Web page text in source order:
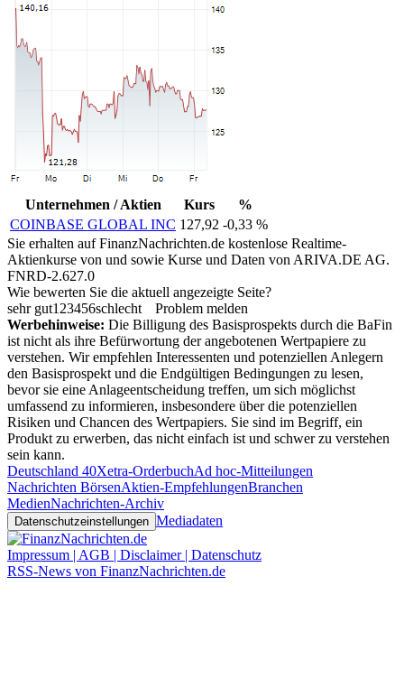
Unternehmen / Aktien Kurs
%
COINBASE GLOBAL INC 127,92 -0,33 %
Sie erhalten auf FinanzNachrichten.de kostenlose Realtime-
Aktienkurse von und sowie Kurse und Daten von ARIVA.DE AG.
FNRD-2.627.0
Wie bewerten Sie die aktuell angezeigte Seite?
sehr gut1 23456schlecht
Problem melden
Werbehinweise: Die Billigung des Basisprospekts durch die BaFin
ist nicht als ihre Befürwortung der angebotenen Wertpapiere zu
verstehen. Wir empfehlen Interessenten und potenziellen Anlegern
den Basisprospekt und die Endgültigen Bedingungen zu lesen,
bevor sie eine Anlageentscheidung treffen, um sich möglichst
umfassend zu informieren, insbesondere über die potenziellen
Risiken und Chancen des Wertpapiers. Sie sind im Begriff, ein
Produkt zu erwerben, das nicht einfach ist und schwer zu verstehen
sein kann.
Deutschland 40Xetra-OrderbuchAd hoc-Mitteilungen
Nachrichten BörsenAktien-EmpfehlungenBranchen
MedienNachrichten-Archiv
Datenschutzeinstellungen Mediadaten
Impressum | AGB | Disclaimer | Datenschutz
RSS-News von FinanzNachrichten.de